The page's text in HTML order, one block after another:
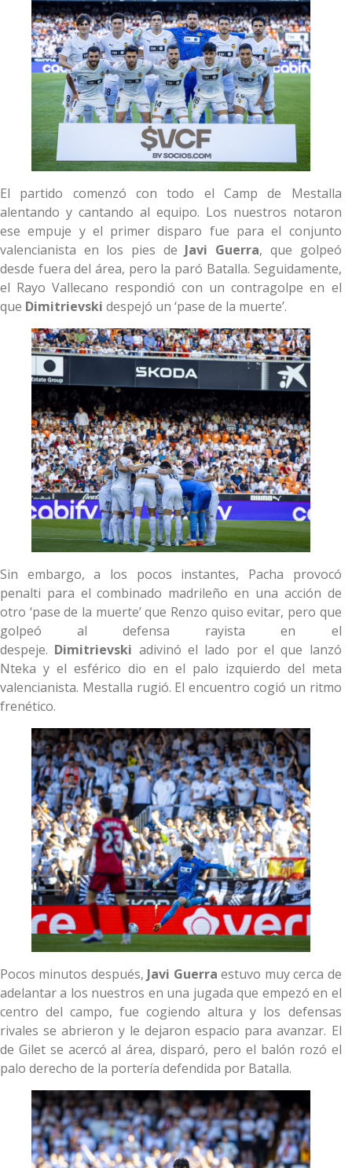
El partido comenzó con todo el Camp de Mestalla
alentando y cantando al equipo. Los nuestros notaron
ese empuje y el primer disparo fue para el conjunto
valencianista en los pies de Javi Guerra, que golpeó
desde fuera del área, pero la paró Batalla. Seguidamente,
el Rayo Vallecano respondió con un contragolpe en el
que Dimitrievski despejó un ‘pase de la muerte’.
Sin embargo, a los pocos instantes, Pacha provocó
penalti para el combinado madrileño en una acción de
otro ‘pase de la muerte’ que Renzo quiso evitar, pero que
golpeó al defensa rayista en el
despeje. Dimitrievski adivinó el lado por el que lanzó
Nteka y el esférico dio en el palo izquierdo del meta
valencianista. Mestalla rugió. El encuentro cogió un ritmo
frenético.
Pocos minutos después, Javi Guerra estuvo muy cerca de
adelantar a los nuestros en una jugada que empezó en el
centro del campo, fue cogiendo altura y los defensas
rivales se abrieron y le dejaron espacio para avanzar. El
de Gilet se acercó al área, disparó, pero el balón rozó el
palo derecho de la portería defendida por Batalla.